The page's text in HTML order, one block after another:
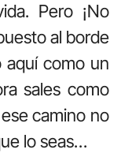
Pero ¡No
al borde
como un
sales como
camino no
lo seas…